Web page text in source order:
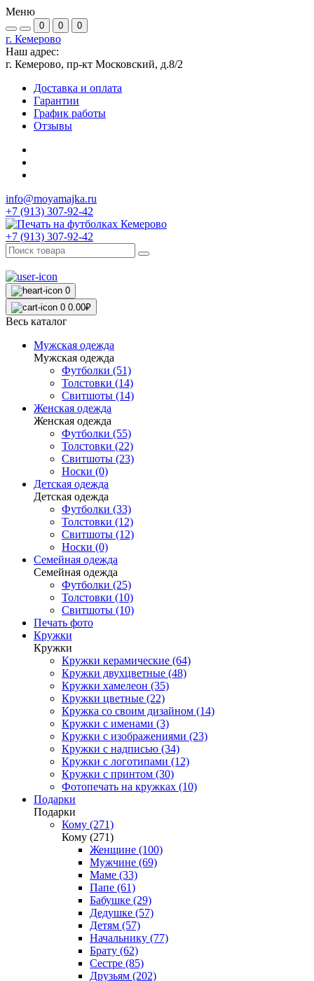
Меню
0 0 0
г. Кемерово
Наш адрес:
г. Кемерово, пр-кт Московский, д.8/2
Доставка и оплата
Гарантии
График работы
Отзывы
info@moyamajka.ru
+7 (913) 307-92-42
+7 (913) 307-92-42
0
0 0.00₽
Весь каталог
Мужская одежда
Мужская одежда
Футболки (51)
Толстовки (14)
Свитшоты (14)
Женская одежда
Женская одежда
Футболки (55)
Толстовки (22)
Свитшоты (23)
Носки (0)
Детская одежда
Детская одежда
Футболки (33)
Толстовки (12)
Свитшоты (12)
Носки (0)
Семейная одежда
Семейная одежда
Футболки (25)
Толстовки (10)
Свитшоты (10)
Печать фото
Кружки
Кружки
Кружки керамические (64)
Кружки двухцветные (48)
Кружки хамелеон (35)
Кружки цветные (22)
Кружка со своим дизайном (14)
Кружки с именами (3)
Кружки с изображениями (23)
Кружки с надписью (34)
Кружки с логотипами (12)
Кружки с принтом (30)
Фотопечать на кружках (10)
Подарки
Подарки
Кому (271)
Кому (271)
Женщине (100)
Мужчине (69)
Маме (33)
Папе (61)
Бабушке (29)
Дедушке (57)
Детям (57)
Начальнику (77)
Брату (62)
Сестре (85)
Друзьям (202)